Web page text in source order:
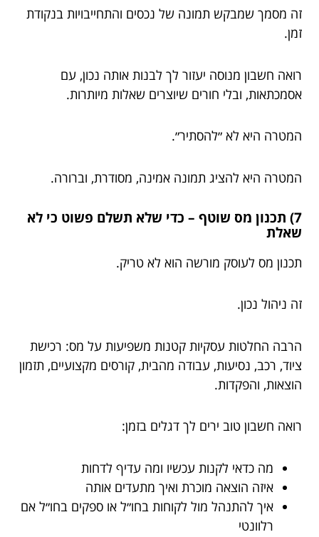
זה מסמך שמבקש תמונה של נכסים והתחייבויות בנקודת
זמן.
רואה חשבון מנוסה יעזור לך לבנות אותה נכון, עם
אסמכתאות, ובלי חורים שיוצרים שאלות מיותרות.
המטרה היא לא ״להסתיר״.
המטרה היא להציג תמונה אמינה, מסודרת, וברורה.
7) תכנון מס שוטף – כדי שלא תשלם פשוט כי לא
שאלת
תכנון מס לעוסק מורשה הוא לא טריק.
זה ניהול נכון.
הרבה החלטות עסקיות קטנות משפיעות על מס: רכישת
ציוד, רכב, נסיעות, עבודה מהבית, קורסים מקצועיים, תזמון
הוצאות, והפקדות.
רואה חשבון טוב ירים לך דגלים בזמן:
מה כדאי לקנות עכשיו ומה עדיף לדחות
איזה הוצאה מוכרת ואיך מתעדים אותה
איך להתנהל מול לקוחות בחו״ל או ספקים בחו״ל אם
רלוונטי